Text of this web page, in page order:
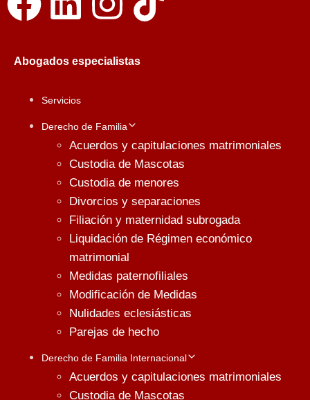
Abogados especialistas
Servicios
Derecho de Familia
Acuerdos y capitulaciones matrimoniales
Custodia de Mascotas
Custodia de menores
Divorcios y separaciones
Filiación y maternidad subrogada
Liquidación de Régimen económico
matrimonial
Medidas paternofiliales
Modificación de Medidas
Nulidades eclesiásticas
Parejas de hecho
Derecho de Familia Internacional
Acuerdos y capitulaciones matrimoniales
Custodia de Mascotas